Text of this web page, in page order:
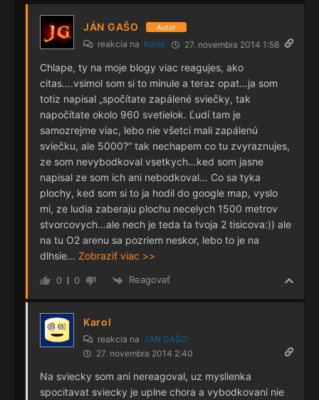
JÁN GAŠO Autor
reakcia na Karol 27. novembra 2014 1:58
Chlape, ty na moje blogy viac reagujes, ako
citas….vsimol som si to minule a teraz opat…ja som
totiz napisal „spočítate zapálené sviečky, tak
napočítate okolo 960 svetielok. Ľudí tam je
samozrejme viac, lebo nie všetci mali zapálenú
sviečku, ale 5000?“ tak nechapem co tu zvyraznujes,
ze som nevybodkoval vsetkych…ked som jasne
napisal ze som ich ani nebodkoval… Co sa tyka
plochy, ked som si to ja hodil do google map, vyslo
mi, ze ludia zaberaju plochu necelych 1500 metrov
stvorcovych…ale nech je teda ta tvoja 2 tisicova:)) ale
na tu O2 arenu sa pozriem neskor, lebo to je na
dlhsie… Zobraziť viac >>
0 0 Reagovať
Karol
reakcia na JÁN GAŠO
27. novembra 2014 2:40
Na sviecky som ani nereagoval, uz myslienka
spocitavat sviecky je uplne chora a vybodkovani nie